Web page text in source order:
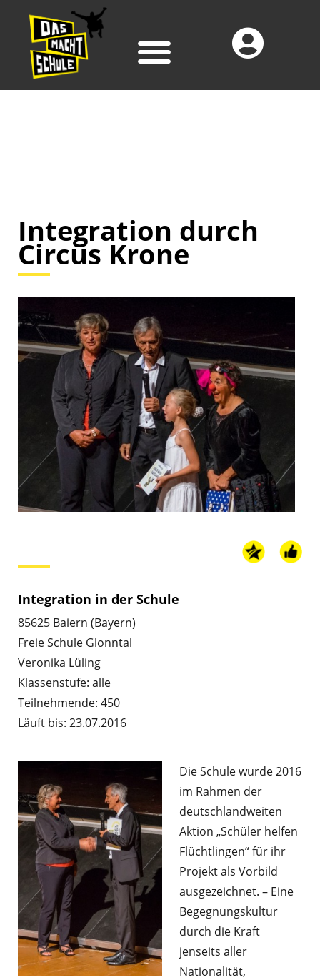
Integration durch
Circus Krone
Integration in der Schule
85625 Baiern (Bayern)
Freie Schule Glonntal
Veronika Lüling
Klassenstufe: alle
Teilnehmende: 450
Läuft bis: 23.07.2016
Die Schule wurde 2016
im Rahmen der
deutschlandweiten
Aktion „Schüler helfen
Flüchtlingen“ für ihr
Projekt als Vorbild
ausgezeichnet. – Eine
Begegnungskultur
durch die Kraft
jenseits aller
Nationalität,